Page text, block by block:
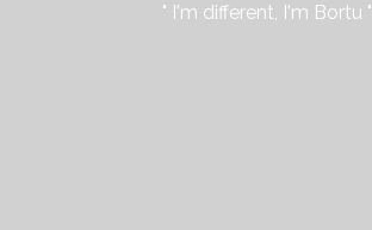
" I'm different, I'm Bortu "